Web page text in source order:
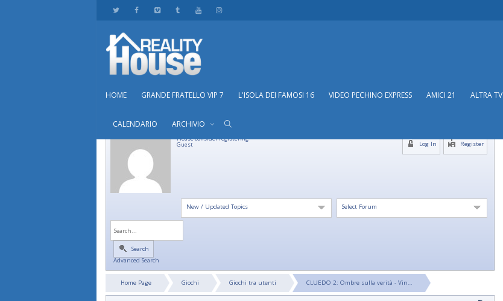
HOME GRANDE FRATELLO VIP 7 L'ISOLA DEI FAMOSI 16 VIDEO PECHINO EXPRESS AMICI 21 ALTRA TV
CALENDARIO ARCHIVIO
Please consider registering
Guest Register
Log In
Select Forum
New / Updated Topics
Search
Advanced Search
Home Page Giochi Giochi tra utenti CLUEDO 2: Ombre sulla verità - Vin…